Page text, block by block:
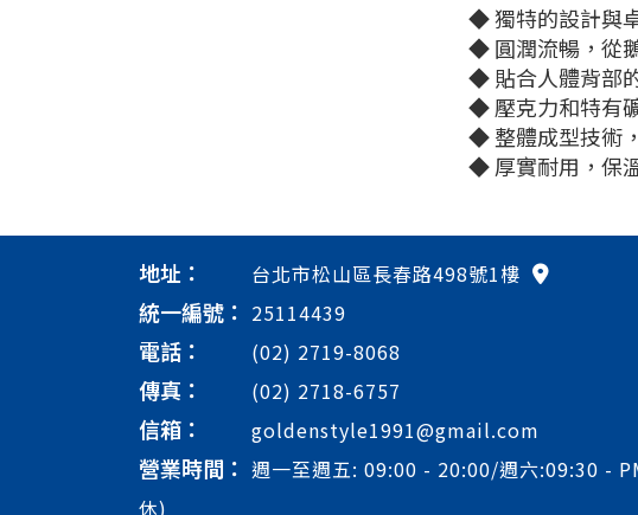
◆ 獨特的設計與
◆ 圓潤流暢，從
◆ 貼合人體背部
◆ 壓克力和特有
◆ 整體成型技術
◆ 厚實耐用，保
地址： 台北市松山區長春路498號1樓
統一編號： 25114439
電話： (02) 2719-8068
傳真： (02) 2718-6757
信箱： goldenstyle1991@gmail.com
營業時間： 週一至週五: 09:00 - 20:00/週六:09:30 -
休)